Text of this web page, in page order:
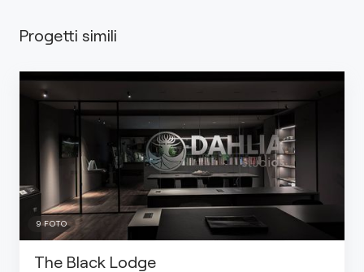
Progetti simili
9FOTO
The Black Lodge